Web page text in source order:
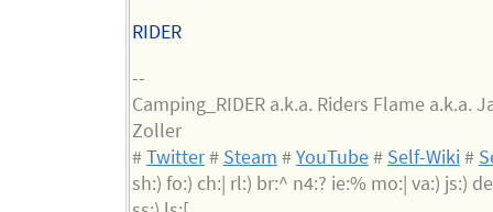
RIDER
--
Camping_RIDER a.k.a. Riders Flame a.k.a.
Zoller
#Twitter# Steam #YouTube# Self-Wiki#
sh:) fo:) ch:| rl:) br:^ n4:? ie:% mo:| va:) js:)